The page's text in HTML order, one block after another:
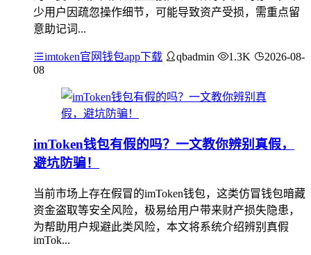
少用户因疏忽操作细节，可能导致资产受损，需重点留
意助记词...
imtoken官网钱包app下载 qbadmin 1.3K
2026-08-
08
imToken钱包有假的吗？一文教你辨别真假，
避坑防骗！
当前市场上存在假冒的imToken钱包，这类仿冒钱包暗藏
资金盗取等安全风险，极易给用户带来财产损失隐患，
为帮助用户规避此类风险，本文将系统介绍辨别真假
imTok...